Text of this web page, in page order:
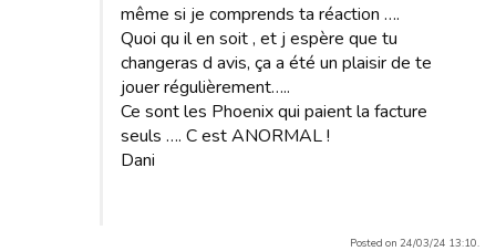
même si je comprends ta réaction ….
Quoi qu il en soit , et j espère que tu
changeras d avis, ça a été un plaisir de te
jouer régulièrement…..
Ce sont les Phoenix qui paient la facture
seuls …. C est ANORMAL !
Dani
Posted on 24/03/24 13:10.